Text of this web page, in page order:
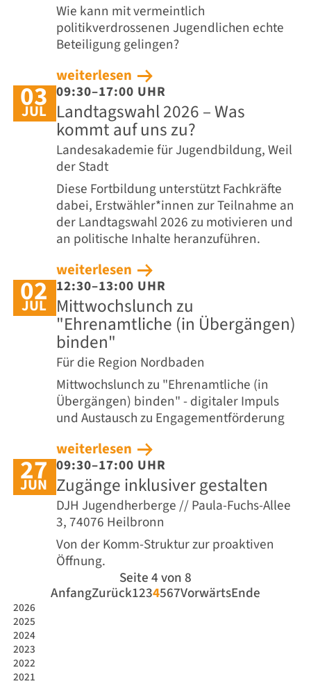
2026
2025
2024
2023
2022
2021
Wie kann mit vermeintlich
politikverdrossenen Jugendlichen echte
Beteiligung gelingen?
weiterlesen
03
JUL
09:30–17:00 UHR
Landtagswahl 2026 – Was
kommt auf uns zu?
Landesakademie für Jugendbildung, Weil
der Stadt
Diese Fortbildung unterstützt Fachkräfte
dabei, Erstwähler*innen zur Teilnahme an
der Landtagswahl 2026 zu motivieren und
an politische Inhalte heranzuführen.
weiterlesen
02
JUL
12:30–13:00 UHR
Mittwochslunch zu
"Ehrenamtliche (in Übergängen)
binden"
Für die Region Nordbaden
Mittwochslunch zu "Ehrenamtliche (in
Übergängen) binden" - digitaler Impuls
und Austausch zu Engagementförderung
weiterlesen
27
JUN
09:30–17:00 UHR
Zugänge inklusiver gestalten
DJH Jugendherberge // Paula-Fuchs-Allee
3, 74076 Heilbronn
Von der Komm-Struktur zur proaktiven
Öffnung.
Seite 4 von 8
AnfangZurück1234567VorwärtsEnde